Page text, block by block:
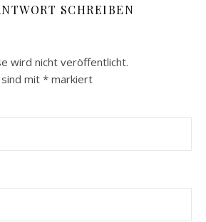
SCHREIBEN
wird nicht veröffentlicht.
mit * markiert